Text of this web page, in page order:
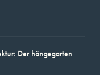
Der hängegarten